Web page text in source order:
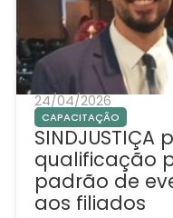
24/04/2026
CAPACITAÇÃO
qualificação
padrão de
aos filiados